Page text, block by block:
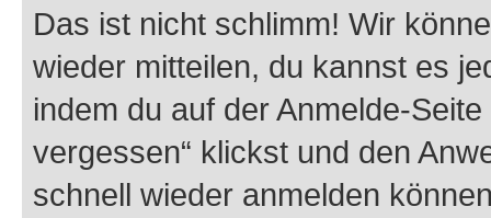
Das ist nicht schlimm! Wir
wieder mitteilen, du kannst es
indem du auf der Anmelde-
vergessen“ klickst und den
schnell wieder anmelden